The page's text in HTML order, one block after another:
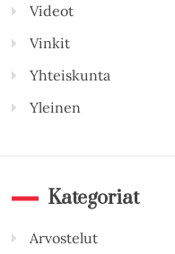
Videot
Vinkit
Yhteiskunta
Yleinen
Kategoriat
Arvostelut